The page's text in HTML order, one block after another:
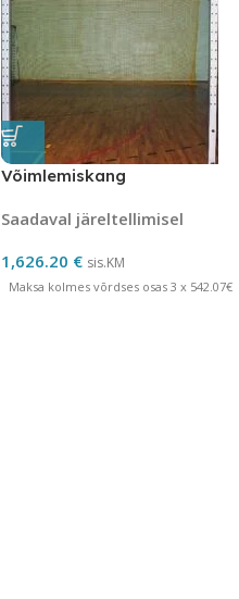
Võimlemiskang
Saadaval järeltellimisel
1,626.20 € sis.KM
Maksa kolmes võrdses osas 3 x 542.07€